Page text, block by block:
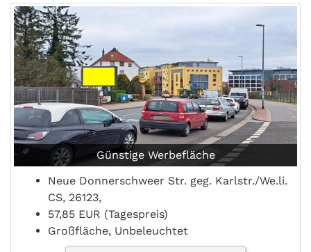
Günstige Werbefläche
Neue Donnerschweer Str. geg. Karlstr./We.li.
CS, 26123,
57,85 EUR (Tagespreis)
Großfläche, Unbeleuchtet